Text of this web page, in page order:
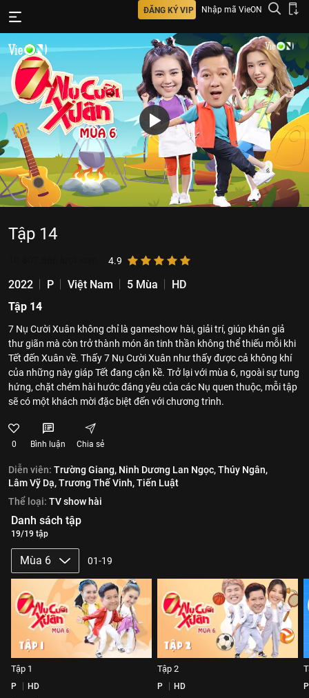
ĐĂNG KÝ VIP Nhập mã VieON
Tập 14
4.9
2022 P Việt Nam 5 Mùa
HD
Tập 14
7 Nụ Cười Xuân không chỉ là gameshow hài, giải trí, giúp khán giả
thư giãn mà còn trở thành món ăn tinh thần không thể thiếu mỗi khi
Tết đến Xuân về. Thấy 7 Nụ Cười Xuân như thấy được cả không khí
của những này giáp Tết đang cận kề. Trở lại với mùa 6, ngoài sự tung
hứng, chặt chém hài hước đáng yêu của các Nụ quen thuộc, mỗi tập
sẽ có một khách mời đặc biệt đến với chương trình.
0 Bình luận Chia sẻ
Diễn viên: Trường Giang, Ninh Dương Lan Ngọc,Thúy Ngân,
Lâm Vỹ Dạ,Trương Thế Vinh,Tiến Luật
Thể loại: TV show hài
Danh sách tập
19/19 tập
Mùa 6 01-19
Tập 1
P HD
Tập 2
P HD P